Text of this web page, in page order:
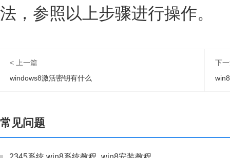
法，参照以上步骤进行操作。
< 上一篇
windows8激活密钥有什么
下
常见问题